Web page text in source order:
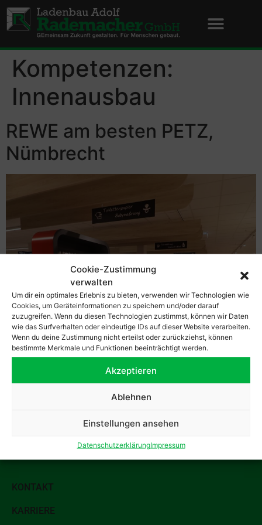
Cookie-Zustimmung
verwalten
Um dir ein optimales Erlebnis zu bieten, verwenden wir Technologien wie
Cookies, um Geräteinformationen zu speichern und/oder darauf
zuzugreifen. Wenn du diesen Technologien zustimmst, können wir Daten
wie das Surfverhalten oder eindeutige IDs auf dieser Website verarbeiten.
Wenn du deine Zustimmung nicht erteilst oder zurückziehst, können
bestimmte Merkmale und Funktionen beeinträchtigt werden.
Akzeptieren
Ablehnen
Einstellungen ansehen
DatenschutzerklärungImpressum
Kompetenzen:
Innenausbau
REWE am besten PETZ,
Nümbrecht
KONTAKT
KARRIERE
LADENBAU ADOLF RADEMACHER GMBH